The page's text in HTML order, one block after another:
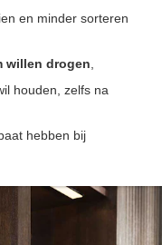
en minder sorteren
willen drogen
houden, zelfs na
hebben bij